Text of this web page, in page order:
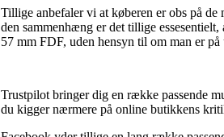
Tillige anbefaler vi at køberen er obs på
den sammenhæng er det tillige
57 mm FDF, uden hensyn til om man er
Trustpilot bringer dig en række passende
du kigger nærmere på online butikkens